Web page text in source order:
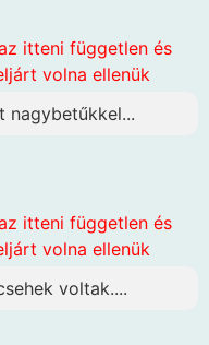
itteni független és
volna ellenük
nagybetűkkel...
itteni független és
volna ellenük
voltak....